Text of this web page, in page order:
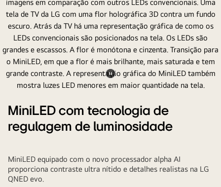
de
volume
cores
de
acordo
DCI-
P3.
Pausar
MiniLED com tecnologia de
regulagem de luminosidade
MiniLED equipado com o novo processador alpha AI
proporciona contraste ultra nítido e detalhes realistas na LG
QNED evo.